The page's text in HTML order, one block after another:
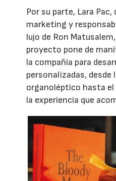
Por su parte, Lara
marketing y
lujo de Ron
proyecto pone de
la compañía para
personalizadas, desde
organoléptico hasta el
la experiencia que